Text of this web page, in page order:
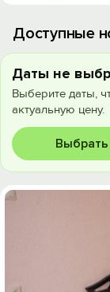
Доступные
Даты не
Выберите даты,
актуальную цену.